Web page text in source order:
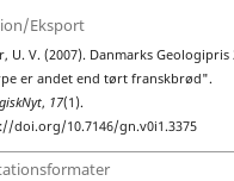
Eksport
U. V. (2007). Danmarks Geologipris
er andet end tørt franskbrød".
, 17(1).
doi.org/10.7146/gn.v0i1.3375